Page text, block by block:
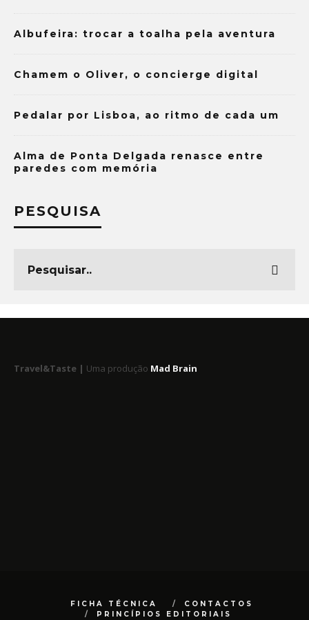
Albufeira: trocar a toalha pela aventura
Chamem o Oliver, o concierge digital
Pedalar por Lisboa, ao ritmo de cada um
Alma de Ponta Delgada renasce entre
paredes com memória
PESQUISA
Travel&Taste | Uma produção Mad Brain
FICHA TÉCNICA
CONTACTOS
PRINCÍPIOS EDITORIAIS